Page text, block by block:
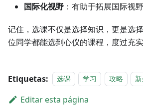
国际化视野 ：有助于拓展国际视野
记住，选课不仅是选择知识，更是选
位同学都能选到心仪的课程，度过充
Etiquetas: 选课 学习 攻略
Editar esta página